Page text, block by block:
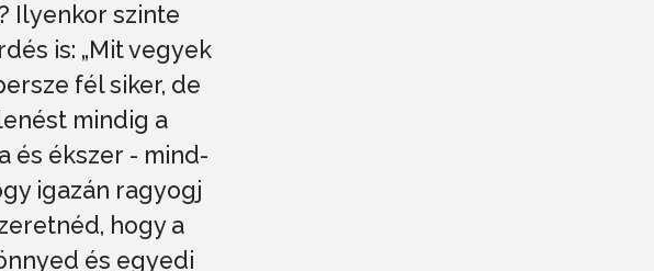
Ilyenkor szinte
is: „Mit vegyek
fél siker, de
mindig a
és ékszer - mind-
igazán ragyogj
hogy a
és egyedi